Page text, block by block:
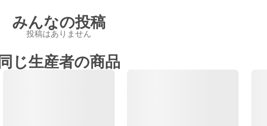
みんなの投稿
投稿はありません
同じ生産者の商品